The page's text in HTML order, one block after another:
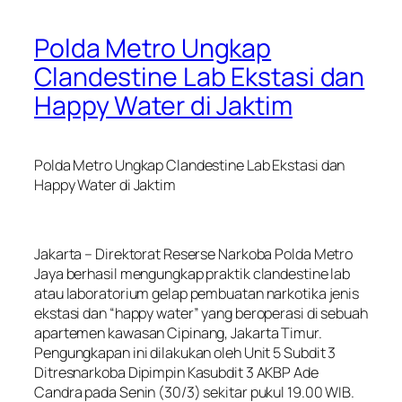
Polda Metro Ungkap
Clandestine Lab Ekstasi dan
Happy Water di Jaktim
Polda Metro Ungkap Clandestine Lab Ekstasi dan
Happy Water di Jaktim
Jakarta – Direktorat Reserse Narkoba Polda Metro
Jaya berhasil mengungkap praktik clandestine lab
atau laboratorium gelap pembuatan narkotika jenis
ekstasi dan “happy water” yang beroperasi di sebuah
apartemen kawasan Cipinang, Jakarta Timur.
Pengungkapan ini dilakukan oleh Unit 5 Subdit 3
Ditresnarkoba Dipimpin Kasubdit 3 AKBP Ade
Candra pada Senin (30/3) sekitar pukul 19.00 WIB.